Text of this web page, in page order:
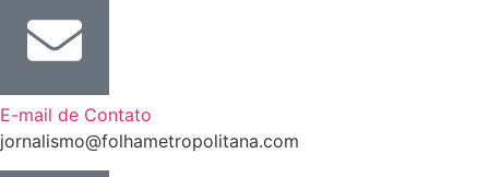
E-mail de Contato
jornalismo@folhametropolitana.com